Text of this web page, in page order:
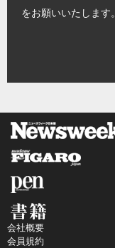
をお願いいたします。
会社概要
会員規約